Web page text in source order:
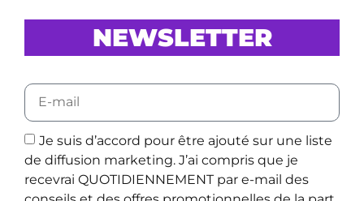
NEWSLETTER
Je suis d’accord pour être ajouté sur une liste
de diffusion marketing. J’ai compris que je
recevrai QUOTIDIENNEMENT par e-mail des